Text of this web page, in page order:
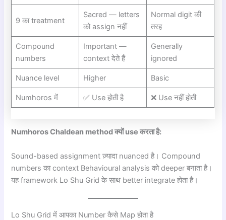
9 का treatment
Sacred — letters
को assign नहीं
Normal digit की
तरह
Compound
numbers
Important —
context देते हैं
Generally
ignored
Nuance level Higher Basic
Numhoros में ✅ Use होती है ❌ Use नहीं होती
Numhoros Chaldean method क्यों use करता है:
Sound-based assignment ज़्यादा nuanced है। Compound
numbers का context Behavioural analysis को deeper बनाता है।
यह framework Lo Shu Grid के साथ better integrate होता है।
Lo Shu Grid में आपका Number कैसे Map होता है